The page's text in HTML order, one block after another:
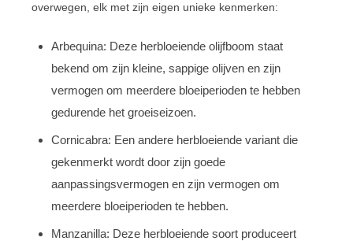
overwegen, elk met zijn eigen unieke kenmerken:
Arbequina: Deze herbloeiende olijfboom staat
bekend om zijn kleine, sappige olijven en zijn
vermogen om meerdere bloeiperioden te hebben
gedurende het groeiseizoen.
Cornicabra: Een andere herbloeiende variant die
gekenmerkt wordt door zijn goede
aanpassingsvermogen en zijn vermogen om
meerdere bloeiperioden te hebben.
Manzanilla: Deze herbloeiende soort produceert